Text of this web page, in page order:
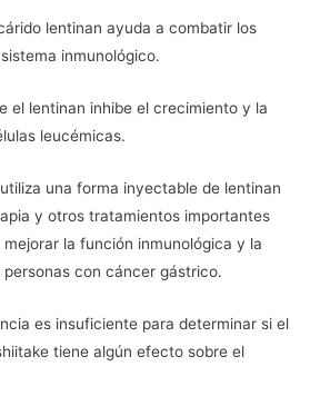
lentinan ayuda a combatir los
inmunológico.
el lentinan inhibe el crecimiento y la
leucémicas.
una forma inyectable de lentinan
y otros tratamientos importantes
la función inmunológica y la
con cáncer gástrico.
es insuficiente para determinar si el
tiene algún efecto sobre el